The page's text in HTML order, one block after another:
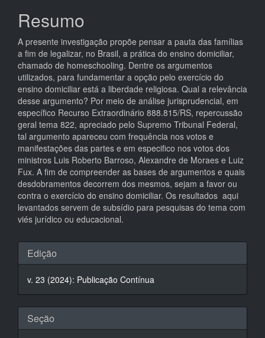
Resumo
A presente investigação propõe pensar a pauta das famílias
a fim de legalizar, no Brasil, a prática do ensino domiciliar,
chamado de homeschooling. Dentre os argumentos
utilizados, para fundamentar a opção pelo exercício do
ensino domiciliar está a liberdade religiosa. Qual a relevância
desse argumento? Por meio de análise jurisprudencial, em
específico Recurso Extraordinário 888.815/RS, repercussão
geral tema 822, apreciado pelo Supremo Tribunal Federal,
tal argumento apareceu com frequência nos votos e
manifestações das partes e em especifico nos votos dos
ministros Luis Roberto Barroso, Alexandre de Moraes e Luiz
Fux. A fim de compreender as bases de argumentos e quais
desdobramentos decorrem dos mesmos, sejam a favor ou
contra o exercício do ensino domiciliar. Os resultados aqui
levantados servem de subsídio para pesquisas do tema com
viés jurídico ou educacional.
Detalhes
do
artigo
Edição
v. 23 (2024): Publicação Contínua
Seção